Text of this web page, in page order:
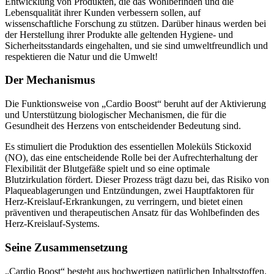
wissenschaftliche Forschung zu stützen. Darüber hinaus werden bei
der Herstellung ihrer Produkte alle geltenden Hygiene- und
Sicherheitsstandards eingehalten, und sie sind umweltfreundlich und
respektieren die Natur und die Umwelt!
und Unterstützung biologischer Mechanismen, die für die
Gesundheit des Herzens von entscheidender Bedeutung sind.
(NO), das eine entscheidende Rolle bei der Aufrechterhaltung der
Flexibilität der Blutgefäße spielt und so eine optimale
Blutzirkulation fördert. Dieser Prozess trägt dazu bei, das Risiko von
Plaqueablagerungen und Entzündungen, zwei Hauptfaktoren für
Herz-Kreislauf-Erkrankungen, zu verringern, und bietet einen
präventiven und therapeutischen Ansatz für das Wohlbefinden des
Herz-Kreislauf-Systems.
Es ist garantiert umweltverträglich, frei von GVO, Farbstoffen und